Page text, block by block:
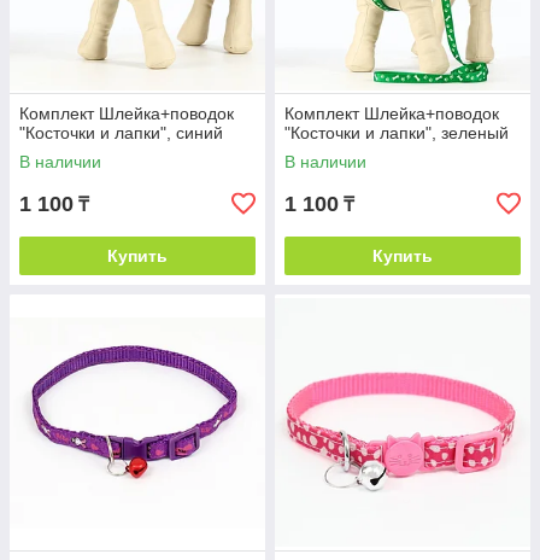
Комплект Шлейка+поводок
"Косточки и лапки", синий
В наличии
1 100 ₸
Купить
Комплект Шлейка+поводок
"Косточки и лапки", зеленый
В наличии
1 100 ₸
Купить